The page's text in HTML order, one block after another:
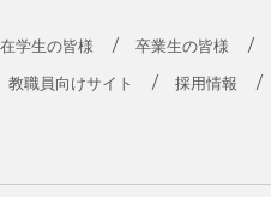
在学生の皆様 卒業生の皆様
教職員向けサイト 採用情報